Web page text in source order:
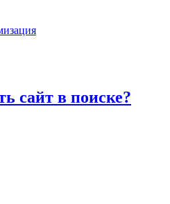
сайт в поиске?